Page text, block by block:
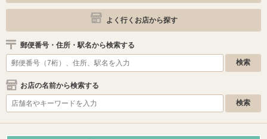
よく行くお店から探す
郵便番号・住所・駅名から検索する
お店の名前から検索する